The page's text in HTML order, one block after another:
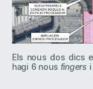
Els nous dos dics
hagi 6 nous fingers